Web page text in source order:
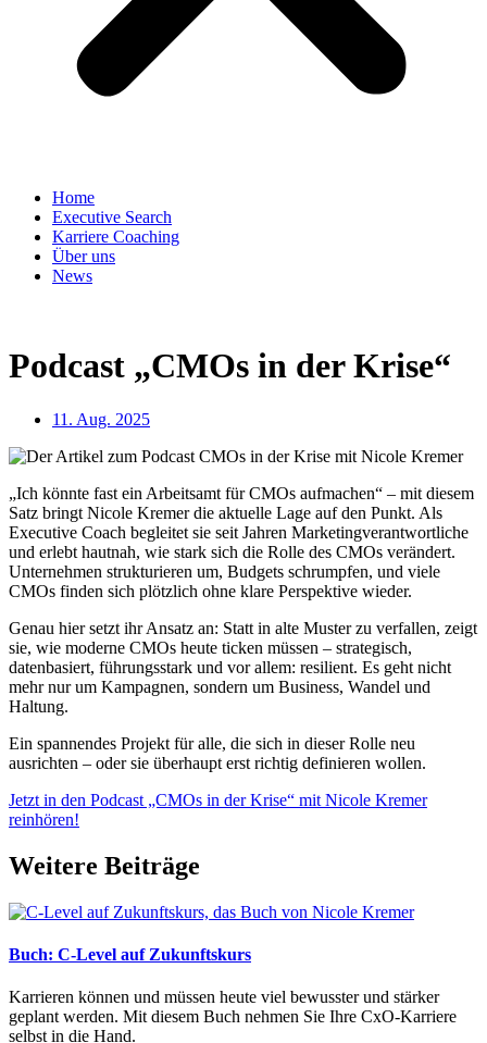
Home
Executive Search
Karriere Coaching
Über uns
News
Podcast „CMOs in der Krise“
11. Aug. 2025
„Ich könnte fast ein Arbeitsamt für CMOs aufmachen“ – mit diesem
Satz bringt Nicole Kremer die aktuelle Lage auf den Punkt. Als
Executive Coach begleitet sie seit Jahren Marketingverantwortliche
und erlebt hautnah, wie stark sich die Rolle des CMOs verändert.
Unternehmen strukturieren um, Budgets schrumpfen, und viele
CMOs finden sich plötzlich ohne klare Perspektive wieder.
Genau hier setzt ihr Ansatz an: Statt in alte Muster zu verfallen, zeigt
sie, wie moderne CMOs heute ticken müssen – strategisch,
datenbasiert, führungsstark und vor allem: resilient. Es geht nicht
mehr nur um Kampagnen, sondern um Business, Wandel und
Haltung.
Ein spannendes Projekt für alle, die sich in dieser Rolle neu
ausrichten – oder sie überhaupt erst richtig definieren wollen.
Jetzt in den Podcast „CMOs in der Krise“ mit Nicole Kremer
reinhören!
Weitere Beiträge
Buch: C-Level auf Zukunftskurs
Karrieren können und müssen heute viel bewusster und stärker
geplant werden. Mit diesem Buch nehmen Sie Ihre CxO-Karriere
selbst in die Hand.